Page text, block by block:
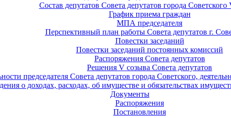
Состав депутатов Совета депутатов города Советского
График приема граждан
МПА председателя
Перспективный план работы Совета депутатов г.
Повестки заседаний
Повестки заседаний постоянных комиссий
Распоряжения Совета депутатов
Решения V созыва Совета депутатов
председателя Совета депутатов города Советского,
о доходах, расходах, об имуществе и обязательствах
Документы
Распоряжения
Постановления